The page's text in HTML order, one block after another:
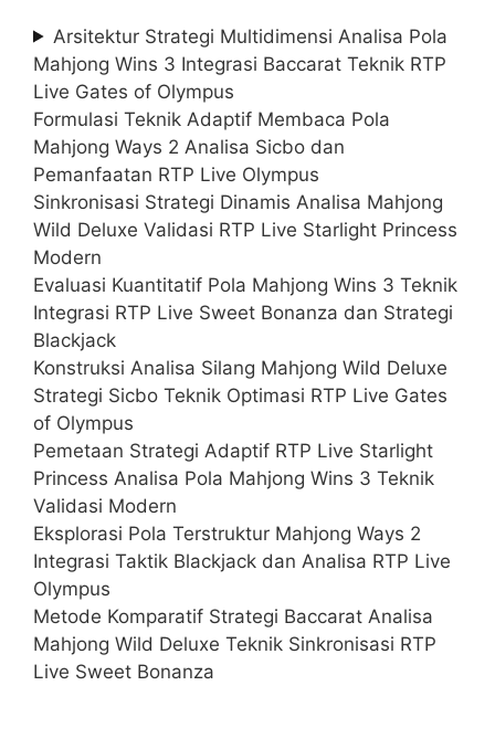
Arsitektur Strategi Multidimensi Analisa Pola
Mahjong Wins 3 Integrasi Baccarat Teknik RTP
Live Gates of Olympus
Formulasi Teknik Adaptif Membaca Pola
Mahjong Ways 2 Analisa Sicbo dan
Pemanfaatan RTP Live Olympus
Sinkronisasi Strategi Dinamis Analisa Mahjong
Wild Deluxe Validasi RTP Live Starlight Princess
Modern
Evaluasi Kuantitatif Pola Mahjong Wins 3 Teknik
Integrasi RTP Live Sweet Bonanza dan Strategi
Blackjack
Konstruksi Analisa Silang Mahjong Wild Deluxe
Strategi Sicbo Teknik Optimasi RTP Live Gates
of Olympus
Pemetaan Strategi Adaptif RTP Live Starlight
Princess Analisa Pola Mahjong Wins 3 Teknik
Validasi Modern
Eksplorasi Pola Terstruktur Mahjong Ways 2
Integrasi Taktik Blackjack dan Analisa RTP Live
Olympus
Metode Komparatif Strategi Baccarat Analisa
Mahjong Wild Deluxe Teknik Sinkronisasi RTP
Live Sweet Bonanza